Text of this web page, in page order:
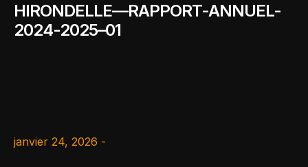
HIRONDELLE—RAPPORT-ANNUEL-
2024-2025–01
janvier 24, 2026 -